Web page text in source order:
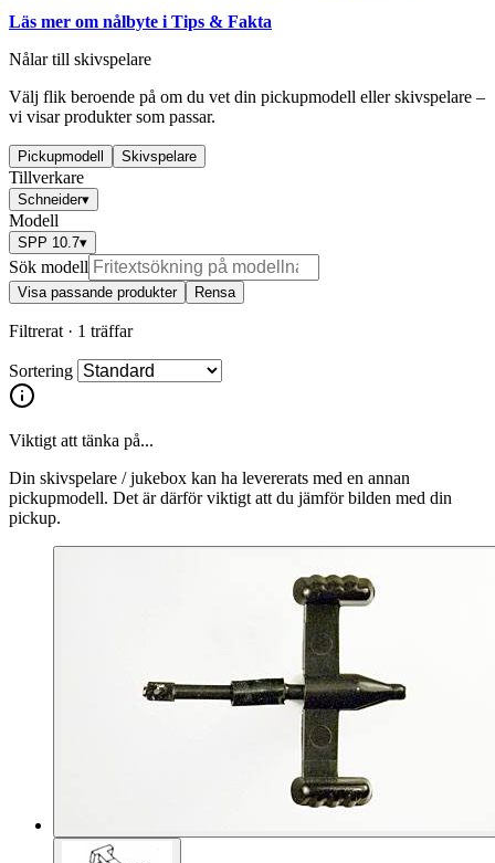
Läs mer om nålbyte i Tips & Fakta
Nålar till skivspelare
Välj flik beroende på om du vet din pickupmodell eller skivspelare –
vi visar produkter som passar.
Pickupmodell Skivspelare
Tillverkare
Schneider▾
Modell
SPP 10.7▾
Sök modell
Visa passande produkter Rensa
Filtrerat · 1 träffar
Sortering
Viktigt att tänka på...
Din skivspelare / jukebox kan ha levererats med en annan
pickupmodell. Det är därför viktigt att du jämför bilden med din
pickup.